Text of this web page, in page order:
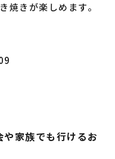
焼きが楽しめます。
家族でも行けるお